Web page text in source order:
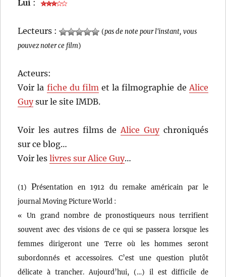
Lui :
Lecteurs : (pas de note pour l'instant, vous
pouvez noter ce film)
Acteurs:
Voir la fiche du filmet la filmographie deAlice
Guysur le site IMDB.
Voir les autres films deAlice Guychroniqués
sur ce blog…
Voir leslivres sur Alice Guy…
(1) Présentation en 1912 du remake américain par le
journal Moving Picture World :
« Un grand nombre de pronostiqueurs nous terrifient
souvent avec des visions de ce qui se passera lorsque les
femmes dirigeront une Terre où les hommes seront
subordonnés et accessoires. C’est une question plutôt
délicate à trancher. Aujourd’hui, (…) il est difficile de